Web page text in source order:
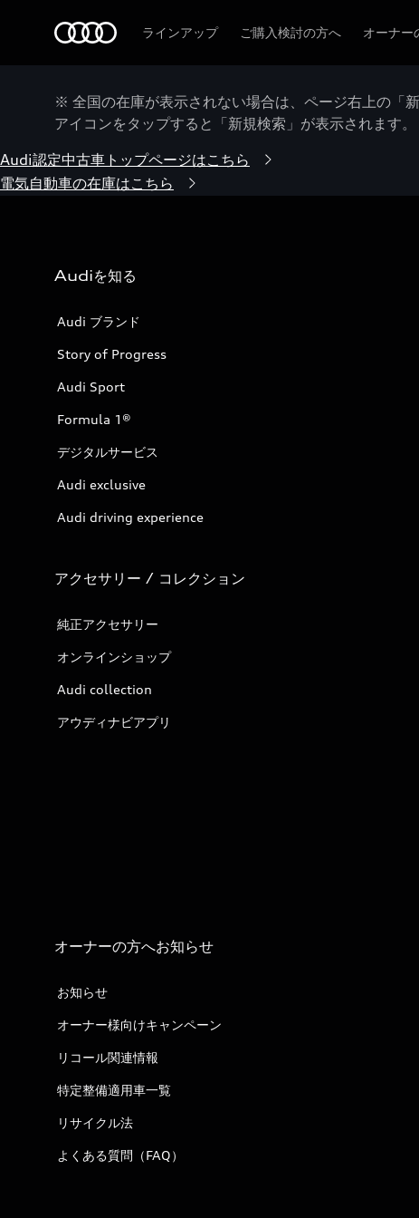
ラインアップ ご購入検討の方へ オーナー
※ 全国の在庫が表示されない場合は、ページ右上の「
アイコンをタップすると「新規検索」が表示されます。
Audi認定中古車トップページはこちら
電気自動車の在庫はこちら
Audiを知る
Audi ブランド
Story of Progress
Audi Sport
Formula 1®
デジタルサービス
Audi exclusive
Audi driving experience
アクセサリー / コレクション
純正アクセサリー
オンラインショップ
Audi collection
アウディナビアプリ
オーナーの方へお知らせ
お知らせ
オーナー様向けキャンペーン
リコール関連情報
特定整備適用車一覧
リサイクル法
よくある質問（FAQ）